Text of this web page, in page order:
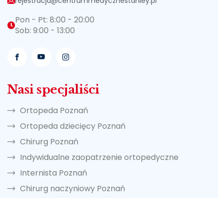
Pon - Pt: 8:00 - 20:00
Sob: 9:00 - 13:00
Nasi specjaliści
Ortopeda Poznań
Ortopeda dziecięcy Poznań
Chirurg Poznań
Indywidualne zaopatrzenie ortopedyczne
Internista Poznań
Chirurg naczyniowy Poznań